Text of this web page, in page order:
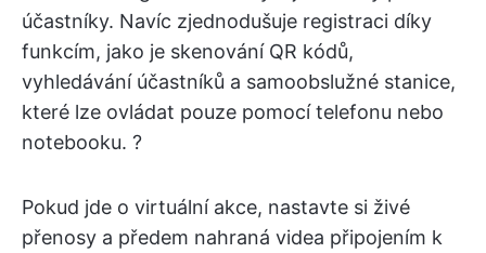
účastníky. Navíc zjednodušuje registraci díky
funkcím, jako je skenování QR kódů,
vyhledávání účastníků a samoobslužné stanice,
které lze ovládat pouze pomocí telefonu nebo
notebooku. ?
Pokud jde o virtuální akce, nastavte si živé
přenosy a předem nahraná videa připojením k